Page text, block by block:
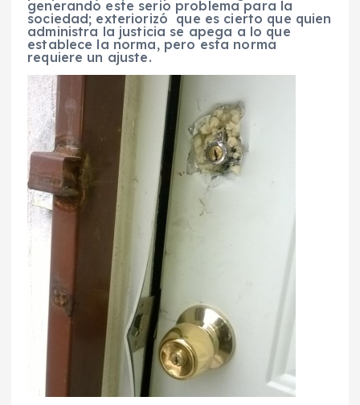
generando este serio problema para la
sociedad; exteriorizó que es cierto que quien
administra la justicia se apega a lo que
establece la norma, pero esta norma
requiere un ajuste.